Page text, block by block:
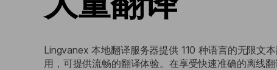
Lingvanex 本地翻译服务器提供 110 种语言的无限文
用，可提供流畅的翻译体验。在享受快速准确的离线